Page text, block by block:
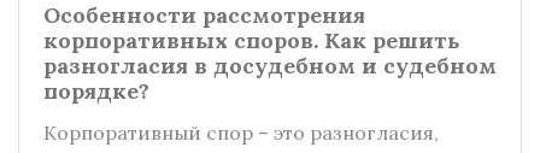
Особенности рассмотрения
корпоративных споров. Как решить
разногласия в досудебном и судебном
порядке?
Корпоративный спор – это разногласия,